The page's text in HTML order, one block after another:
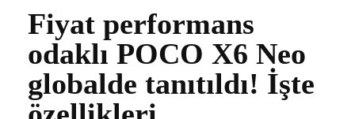
Fiyat performans
odaklı POCO X6 Neo
globalde tanıtıldı! İşte